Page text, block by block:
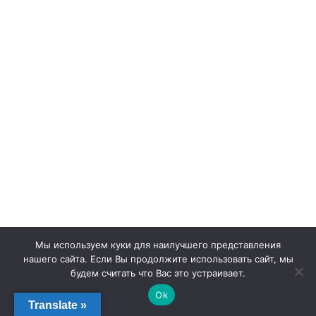
Translate »
Мы используем куки для наилучшего представления
нашего сайта. Если Вы продолжите использовать сайт, мы
будем считать что Вас это устраивает.
Ok